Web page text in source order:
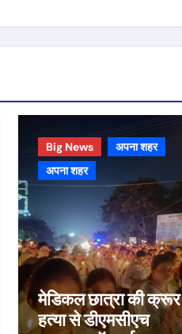
Big News
अपना शहर
अपना शहर
मेडिकल छात्रा की क्रूर
हत्या से डीएमसीएच